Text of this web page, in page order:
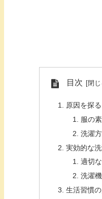
目次
原因を探る
服の
洗濯
実効的な
適切
洗濯
生活習慣